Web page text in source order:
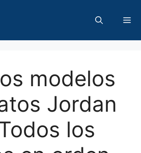
modelos
Jordan
los